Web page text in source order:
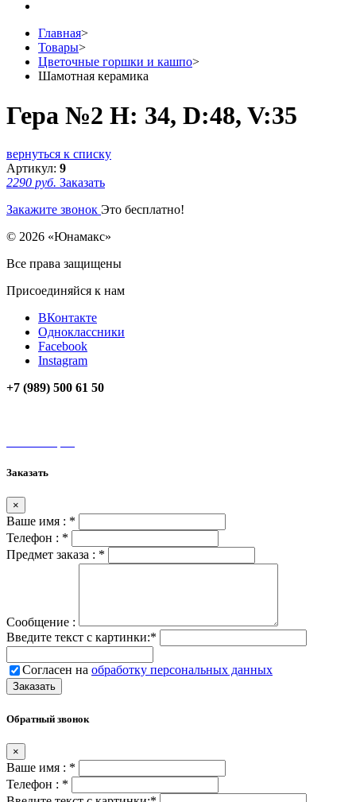
Главная>
Товары>
Цветочные горшки и кашпо>
Шамотная керамика
Гера №2 Н: 34, D:48, V:35
вернуться к списку
Артикул: 9
2290 руб. Заказать
Закажите звонок Это бесплатно!
© 2026 «Юнамакс»
Все права защищены
Присоединяйся к нам
ВКонтакте
Одноклассники
Facebook
Instagram
+7 (989) 500 61 50
Заказать
×
Ваше имя : *
Телефон : *
Предмет заказа : *
Сообщение :
Введите текст с картинки:*
Согласен на обработку персональных данных
Обратный звонок
×
Ваше имя : *
Телефон : *